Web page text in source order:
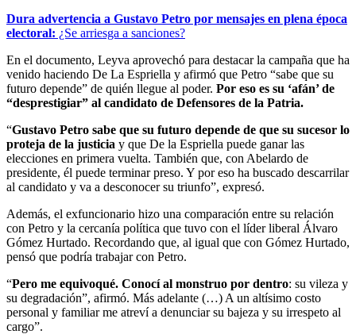
Dura advertencia a Gustavo Petro por mensajes en plena época
electoral: ¿Se arriesga a sanciones?
En el documento, Leyva aprovechó para destacar la campaña que ha
venido haciendo De La Espriella y afirmó que Petro “sabe que su
futuro depende” de quién llegue al poder. Por eso es su ‘afán’ de
“desprestigiar” al candidato de Defensores de la Patria.
“Gustavo Petro sabe que su futuro depende de que su sucesor lo
proteja de la justicia y que De la Espriella puede ganar las
elecciones en primera vuelta. También que, con Abelardo de
presidente, él puede terminar preso. Y por eso ha buscado descarrilar
al candidato y va a desconocer su triunfo”, expresó.
Además, el exfuncionario hizo una comparación entre su relación
con Petro y la cercanía política que tuvo con el líder liberal Álvaro
Gómez Hurtado. Recordando que, al igual que con Gómez Hurtado,
pensó que podría trabajar con Petro.
“Pero me equivoqué. Conocí al monstruo por dentro: su vileza y
su degradación”, afirmó. Más adelante (…) A un altísimo costo
personal y familiar me atreví a denunciar su bajeza y su irrespeto al
cargo”.